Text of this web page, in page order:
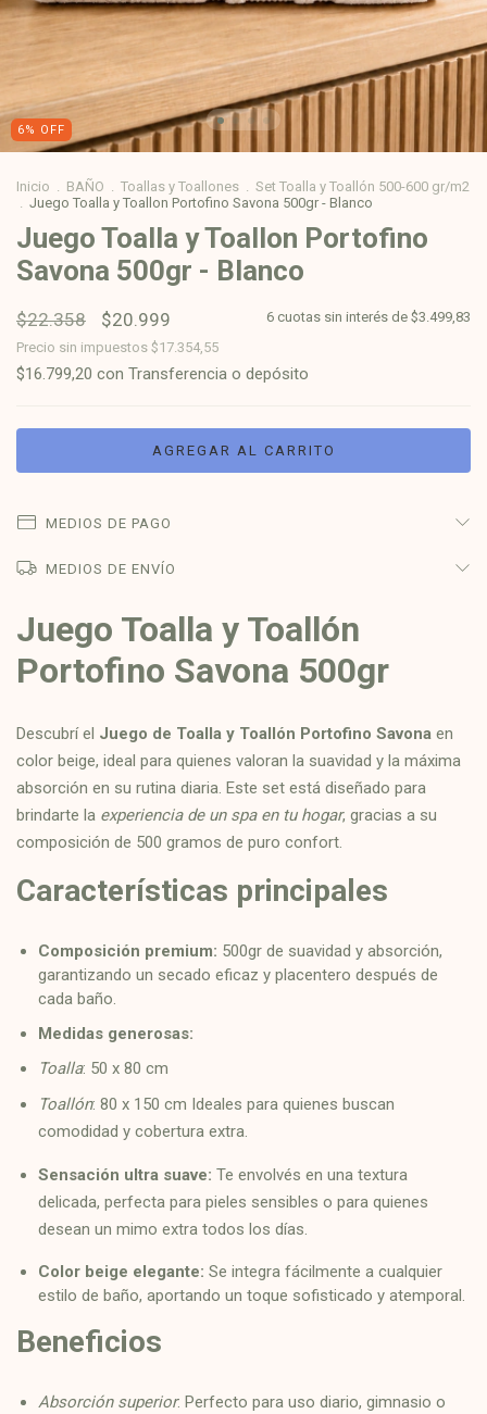
6% OFF
Inicio . BAÑO . Toallas y Toallones . Set Toalla y Toallón 500-600 gr/m2
. Juego Toalla y Toallon Portofino Savona 500gr - Blanco
Juego Toalla y Toallon Portofino
Savona 500gr - Blanco
$22.358 $20.999 6 cuotas sin interés de $3.499,83
Precio sin impuestos $17.354,55
$16.799,20 con Transferencia o depósito
MEDIOS DE PAGO
MEDIOS DE ENVÍO
Juego Toalla y Toallón
Portofino Savona 500gr
Descubrí el Juego de Toalla y Toallón Portofino Savona en
color beige, ideal para quienes valoran la suavidad y la máxima
absorción en su rutina diaria. Este set está diseñado para
brindarte la experiencia de un spa en tu hogar, gracias a su
composición de 500 gramos de puro confort.
Características principales
Composición premium: 500gr de suavidad y absorción,
garantizando un secado eficaz y placentero después de
cada baño.
Medidas generosas:
Toalla: 50 x 80 cm
Toallón: 80 x 150 cm Ideales para quienes buscan
comodidad y cobertura extra.
Sensación ultra suave: Te envolvés en una textura
delicada, perfecta para pieles sensibles o para quienes
desean un mimo extra todos los días.
Color beige elegante: Se integra fácilmente a cualquier
estilo de baño, aportando un toque sofisticado y atemporal.
Beneficios
Absorción superior: Perfecto para uso diario, gimnasio o